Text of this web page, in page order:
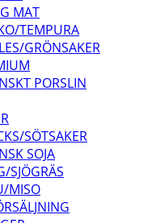
MAT
TEMPURA
GRÖNSAKER
PORSLIN
SÖTSAKER
SOJA
SJÖGRÄS
MISO